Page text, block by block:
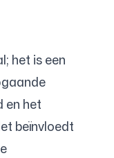
het is een
en het
beïnvloedt